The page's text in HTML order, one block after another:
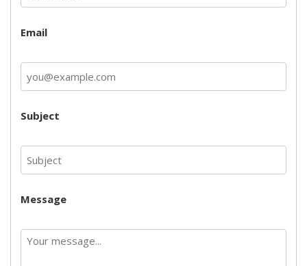
Email
Subject
Message